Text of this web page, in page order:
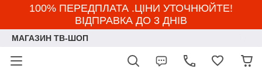
100% ПЕРЕДПЛАТА .ЦІНИ УТОЧНЮЙТЕ!
ВІДПРАВКА ДО 3 ДНІВ
МАГАЗИН ТВ-ШОП